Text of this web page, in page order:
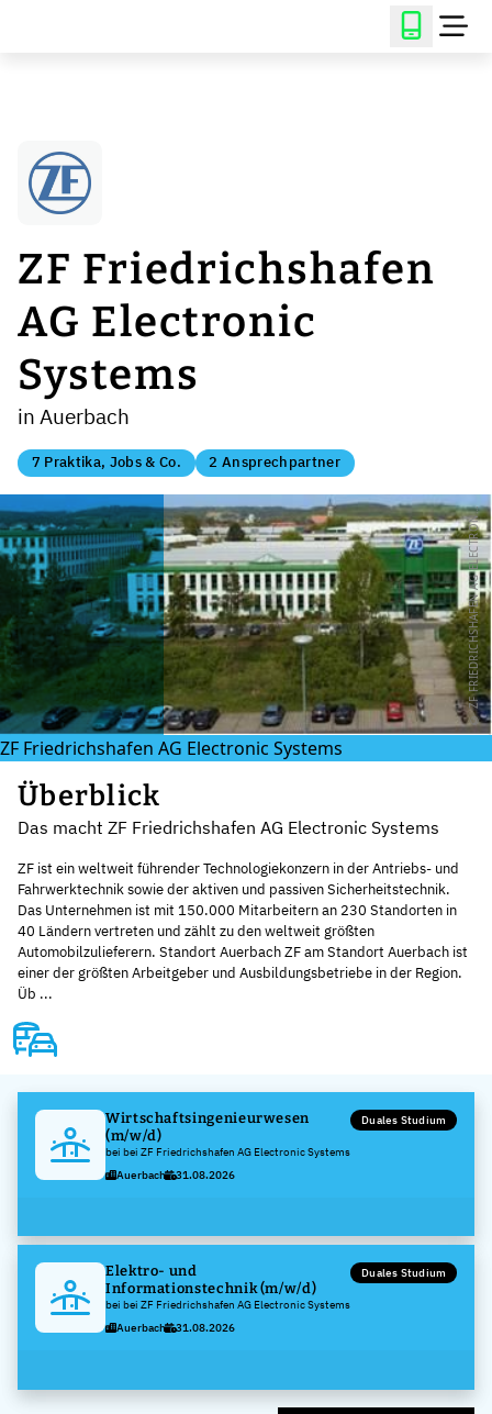
ZF Friedrichshafen
AG Electronic
Systems
in Auerbach
7 Praktika, Jobs & Co. 2 Ansprechpartner
©
Z
F
F
R
I
E
D
R
I
C
H
S
H
A
F
E
N
A
G
E
L
E
C
T
R
O
N
I
C
S
Y
S
T
E
M
S
ZF Friedrichshafen AG Electronic Systems
Überblick
Das macht ZF Friedrichshafen AG Electronic Systems
ZF ist ein weltweit führender Technologiekonzern in der Antriebs- und
Fahrwerktechnik sowie der aktiven und passiven Sicherheitstechnik.
Das Unternehmen ist mit 150.000 Mitarbeitern an 230 Standorten in
40 Ländern vertreten und zählt zu den weltweit größten
Automobilzulieferern. Standort Auerbach ZF am Standort Auerbach ist
einer der größten Arbeitgeber und Ausbildungsbetriebe in der Region.
Üb ...
Wirtschaftsingenieurwesen
(m/w/d)
bei bei ZF Friedrichshafen AG Electronic Systems
Duales Studium
Auerbach 31.08.2026
Elektro- und
Informationstechnik (m/w/d)
bei bei ZF Friedrichshafen AG Electronic Systems
Duales Studium
Auerbach 31.08.2026